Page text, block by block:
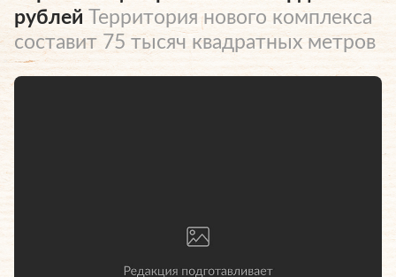
рублей Территория нового комплекса
составит 75 тысяч квадратных метров